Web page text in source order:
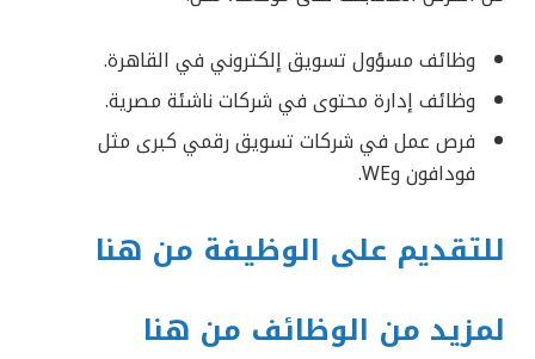
وظائف مسؤول تسويق إلكتروني في القاهرة.
وظائف إدارة محتوى في شركات ناشئة مصرية.
فرص عمل في شركات تسويق رقمي كبرى مثل
فودافون وWE.
للتقديم على الوظيفة من هنا
لمزيد من الوظائف من هنا